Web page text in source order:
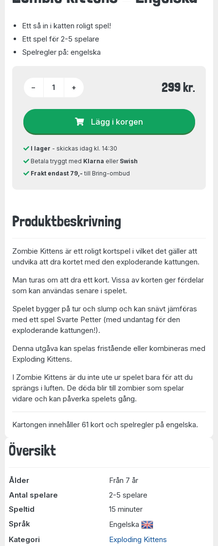
Översikt
Ålder
Från 7 år
Antal spelare
2-5 spelare
Speltid
15 minuter
Språk
Engelska
Kategori
Exploding Kittens
Ett så in i katten roligt spel!
Ett spel för 2-5 spelare
Spelregler på: engelska
− + 299 kr.
Lägg i korgen
I lager - skickas idag kl. 14:30
Betala tryggt med Klarna eller Swish
Frakt endast 79,- till Bring-ombud
Produktbeskrivning
Zombie Kittens är ett roligt kortspel i vilket det gäller att
undvika att dra kortet med den exploderande kattungen.
Man turas om att dra ett kort. Vissa av korten ger fördelar
som kan användas senare i spelet.
Spelet bygger på tur och slump och kan snävt jämföras
med ett spel Svarte Petter (med undantag för den
exploderande kattungen!).
Denna utgåva kan spelas fristående eller kombineras med
Exploding Kittens.
I Zombie Kittens är du inte ute ur spelet bara för att du
sprängs i luften. De döda blir till zombier som spelar
vidare och kan påverka spelets gång.
Kartongen innehåller 61 kort och spelregler på engelska.